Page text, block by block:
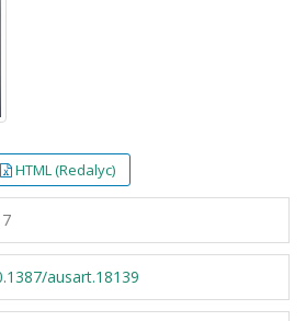
HTML (Redalyc)
ausart.18139